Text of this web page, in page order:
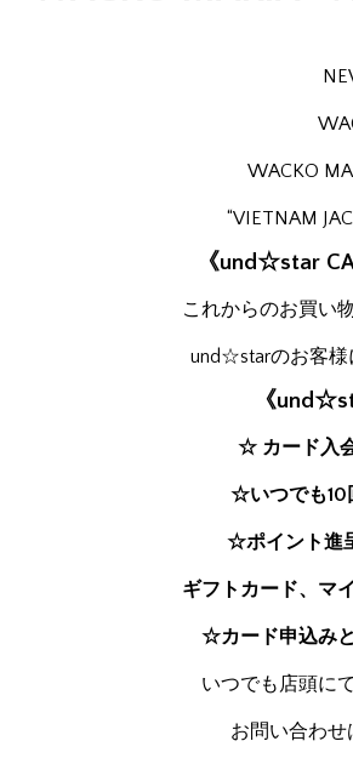
WACKO
“VIETNAM
《und☆star
これからのお買い
und☆starのお客様
《
☆ カード入
☆いつでも10
☆ポイント進
ギフトカード、マ
☆カード申込み
いつでも店頭に
お問い合わせ